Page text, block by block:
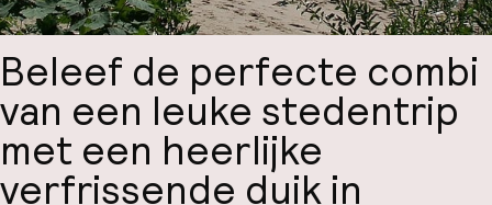
Beleef de perfecte combi
van een leuke stedentrip
met een heerlijke
verfrissende duik in